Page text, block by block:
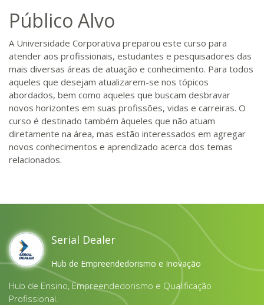
Público Alvo
A Universidade Corporativa preparou este curso para
atender aos profissionais, estudantes e pesquisadores das
mais diversas áreas de atuação e conhecimento. Para todos
aqueles que desejam atualizarem-se nos tópicos
abordados, bem como aqueles que buscam desbravar
novos horizontes em suas profissões, vidas e carreiras. O
curso é destinado também àqueles que não atuam
diretamente na área, mas estão interessados em agregar
novos conhecimentos e aprendizado acerca dos temas
relacionados.
Serial Dealer
Hub de Empreendedorismo e Inovação
Hub de Ensino, Empreendedorismo e Qualificação
Profissional.